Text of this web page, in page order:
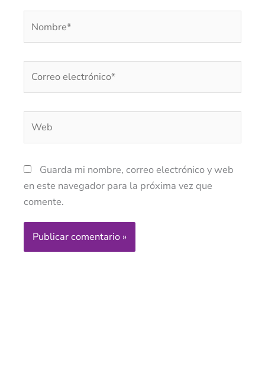
electrónico*
Guarda mi nombre, correo electrónico y web
en este navegador para la próxima vez que
comente.